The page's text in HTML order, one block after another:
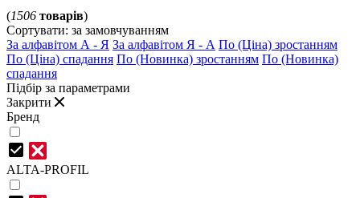
(1506 товарів)
Сортувати: за замовчуванням
За алфавітом А - Я За алфавітом Я - А По (Ціна) зростанням
По (Ціна) спадання По (Новинка) зростанням По (Новинка)
спадання
Підбір за параметрами
Закрити
Бренд
ALTA-PROFIL